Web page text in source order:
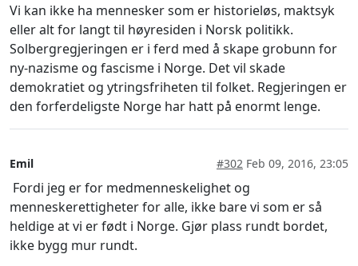
Vi kan ikke ha mennesker som er historieløs, maktsyk
eller alt for langt til høyresiden i Norsk politikk.
Solbergregjeringen er i ferd med å skape grobunn for
ny-nazisme og fascisme i Norge. Det vil skade
demokratiet og ytringsfriheten til folket. Regjeringen er
den forferdeligste Norge har hatt på enormt lenge.
Emil #302 Feb 09, 2016, 23:05
Fordi jeg er for medmenneskelighet og
menneskerettigheter for alle, ikke bare vi som er så
heldige at vi er født i Norge. Gjør plass rundt bordet,
ikke bygg mur rundt.